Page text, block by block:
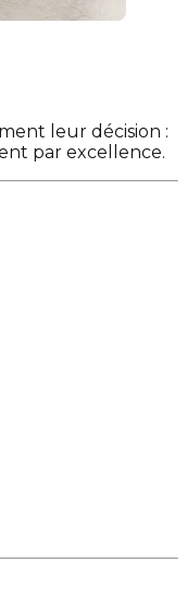
leur décision :
par excellence.